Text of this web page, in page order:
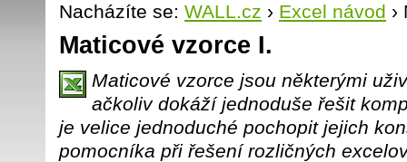
Nacházíte se: WALL.cz › Excel návod ›
Maticové vzorce I.
Maticové vzorce jsou některými
ačkoliv dokáží jednoduše řešit
je velice jednoduché pochopit jejich
pomocníka při řešení rozličných